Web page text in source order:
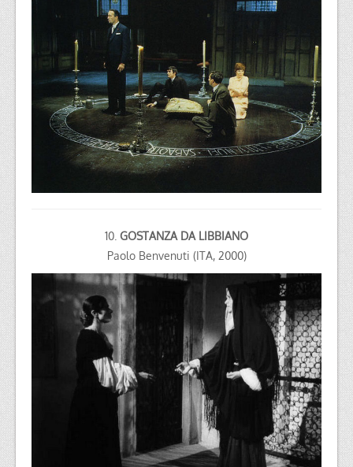
10. GOSTANZA DA LIBBIANO
Paolo Benvenuti (ITA, 2000)